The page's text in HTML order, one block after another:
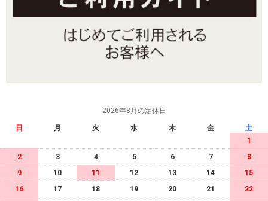
2026年8月の定休日
日 月 火 水 木 金
土
1
2
3 4 5 6 7
8
9
10 11 12 13 14
15
16
17 18 19 20 21
22